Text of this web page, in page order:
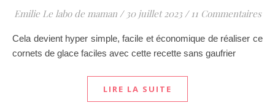
Emilie Le labo de maman / 30 juillet 2023 / 11 Commentaires
Cela devient hyper simple, facile et économique de réaliser ce
cornets de glace faciles avec cette recette sans gaufrier
LIRE LA SUITE